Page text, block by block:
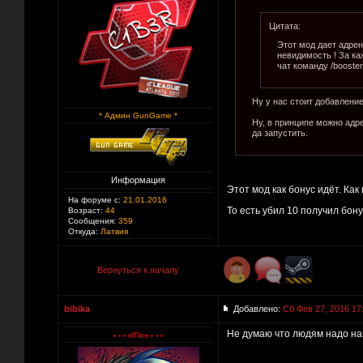
* Админ GunGame *
Информация
На форуме с: 21.01.2016
Возраст: 44
Сообщения: 359
Откуда: Латвия
Цитата:
Этот мод дает
невидимость ! За
чат команду /
Ну у нас стоит
Ну, в принципе можно
да запустить.
Этот мод как бонус идёт.
То есть убил 10 получил
Вернуться к началу
bibika Добавлено: Сб Фев 27, 2016
Не думаю что людям надо